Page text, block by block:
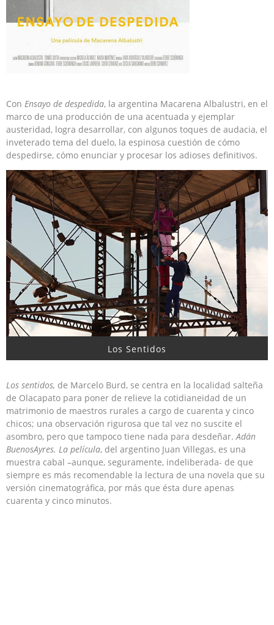
Con Ensayo de despedida, la argentina Macarena Albalustri, en el
marco de una producción de una acentuada y ejemplar
austeridad, logra desarrollar, con algunos toques de audacia, el
inveterado tema del duelo, la espinosa cuestión de cómo
despedirse, cómo enunciar y procesar los adioses definitivos.
Los Sentidos
Los sentidos, de Marcelo Burd, se centra en la localidad salteña
de Olacapato para poner de relieve la cotidianeidad de un
matrimonio de maestros rurales a cargo de cuarenta y cinco
chicos; una observación rigurosa que tal vez no suscite el
asombro, pero que tampoco tiene nada para desdeñar.Adán
BuenosAyres. La película, del argentino Juan Villegas, es una
muestra cabal –aunque, seguramente, indeliberada- de que
siempre es más recomendable la lectura de una novela que su
versión cinematográfica, por más que ésta dure apenas
cuarenta y cinco minutos.